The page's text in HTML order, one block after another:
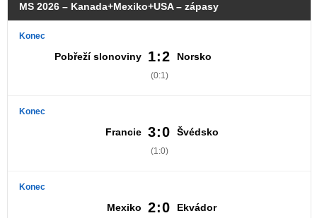
MS 2026 – Kanada+Mexiko+USA – zápasy
Konec
Pobřeží slonoviny 1:2 Norsko
(0:1)
Konec
Francie 3:0 Švédsko
(1:0)
Konec
Mexiko 2:0 Ekvádor